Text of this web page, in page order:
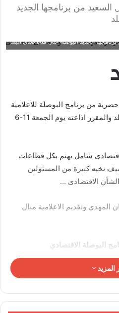
من برنامجها الجديد
الجديد البوصلة على قناة صدى البلد
من برنامج البوصلة للاعلامية
منال السعيد على قناة صدى البلد والمقرر اذاعته يوم الجمعة 11-6
شامل يهتم بكل قطاعات
نخبه كبيرة من المسئولين
الاقتصادى …
المهدي وتقديم الاعلامية منال
البوصلة الاقتصادي
المزيد